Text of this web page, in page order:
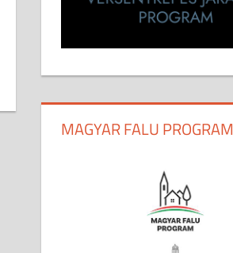
MAGYAR FALU PROGRAM